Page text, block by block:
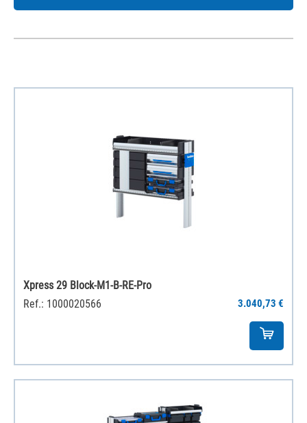
Xpress 29 Block-M1-B-RE-Pro
Ref.: 1000020566
3.040,73 €